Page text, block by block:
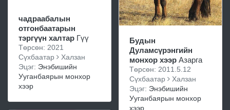
чадраабалын
отгонбаатарын
тэргүүн халтар Гүү
Төрсөн: 2021
Сүхбаатар
Халзан
Эцэг: Энэбишийн
Ууганбаярын монхор
хээр
Будын
Дуламсүрэнгийн
монхор хээр Азарга
Төрсөн: 2011.5.12
Сүхбаатар
Халзан
Эцэг: Энэбишийн
Ууганбаярын монхор
хээр